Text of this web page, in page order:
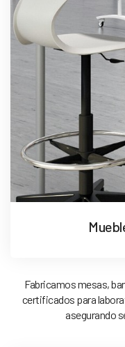
Fabricamos mesas,
certificados para
asegurando